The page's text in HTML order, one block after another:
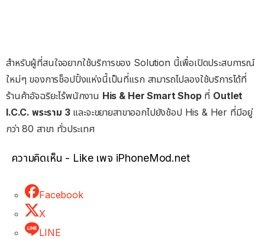
สำหรับผู้ที่สนใจอยากใช้บริการของ Solution นี้เพื่อเปิดประสบการณ์
ใหม่ๆ ของการช็อปปิ้งแห่งนี้เป็นที่แรก สามารถไปลองใช้บริการได้ที่
ร้านค้าอัจฉริยะไร้พนักงาน His & Her Smart Shopที่ Outlet
I.C.C. พระราม 3และจะขยายสาขาออกไปยังช้อป His & Her ที่มีอยู่
กว่า 80 สาขา ทั่วประเทศ
ความคิดเห็น - Like เพจ iPhoneMod.net
Facebook
X
LINE